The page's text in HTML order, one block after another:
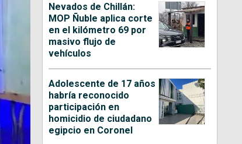
Nevados de Chillán:
MOP Ñuble aplica corte
en el kilómetro 69 por
masivo flujo de
vehículos
Adolescente de 17 años
habría reconocido
participación en
homicidio de ciudadano
egipcio en Coronel